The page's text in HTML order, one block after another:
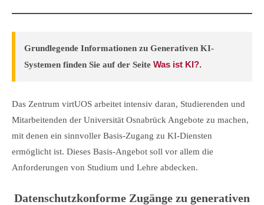
Grundlegende Informationen zu Generativen KI-
Systemen finden Sie auf der Seite Was ist KI?.
Das Zentrum virtUOS arbeitet intensiv daran, Studierenden und
Mitarbeitenden der Universität Osnabrück Angebote zu machen,
mit denen ein sinnvoller Basis-Zugang zu KI-Diensten
ermöglicht ist. Dieses Basis-Angebot soll vor allem die
Anforderungen von Studium und Lehre abdecken.
Datenschutzkonforme Zugänge zu generativen